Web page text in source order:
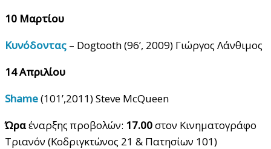
10 Μαρτίου
Κυνόδοντας – Dogtooth (96’, 2009) Γιώργος Λάνθιμος
14 Απριλίου
Shame(101’,2011) Steve McQueen
Ώραέναρξης προβολών: 17.00στον Κινηματογράφο
Τριανόν (Κοδριγκτώνος 21 & Πατησίων 101)